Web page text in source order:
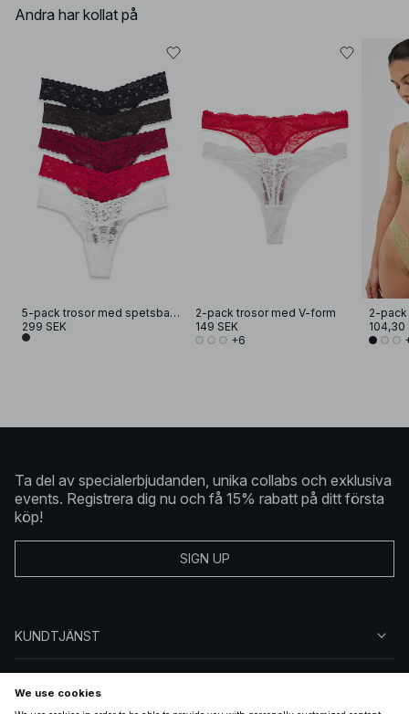
Andra har kollat på
5-pack trosor med spetsband
299 SEK
2-pack trosor med V-form
149 SEK
+6
2-
104,30
Ta del av specialerbjudanden, unika collabs och exklusiva
events. Registrera dig nu och få 15% rabatt på ditt första
köp!
SIGN UP
KUNDTJÄNST